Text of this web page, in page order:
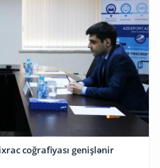
coğrafiyası genişlənir